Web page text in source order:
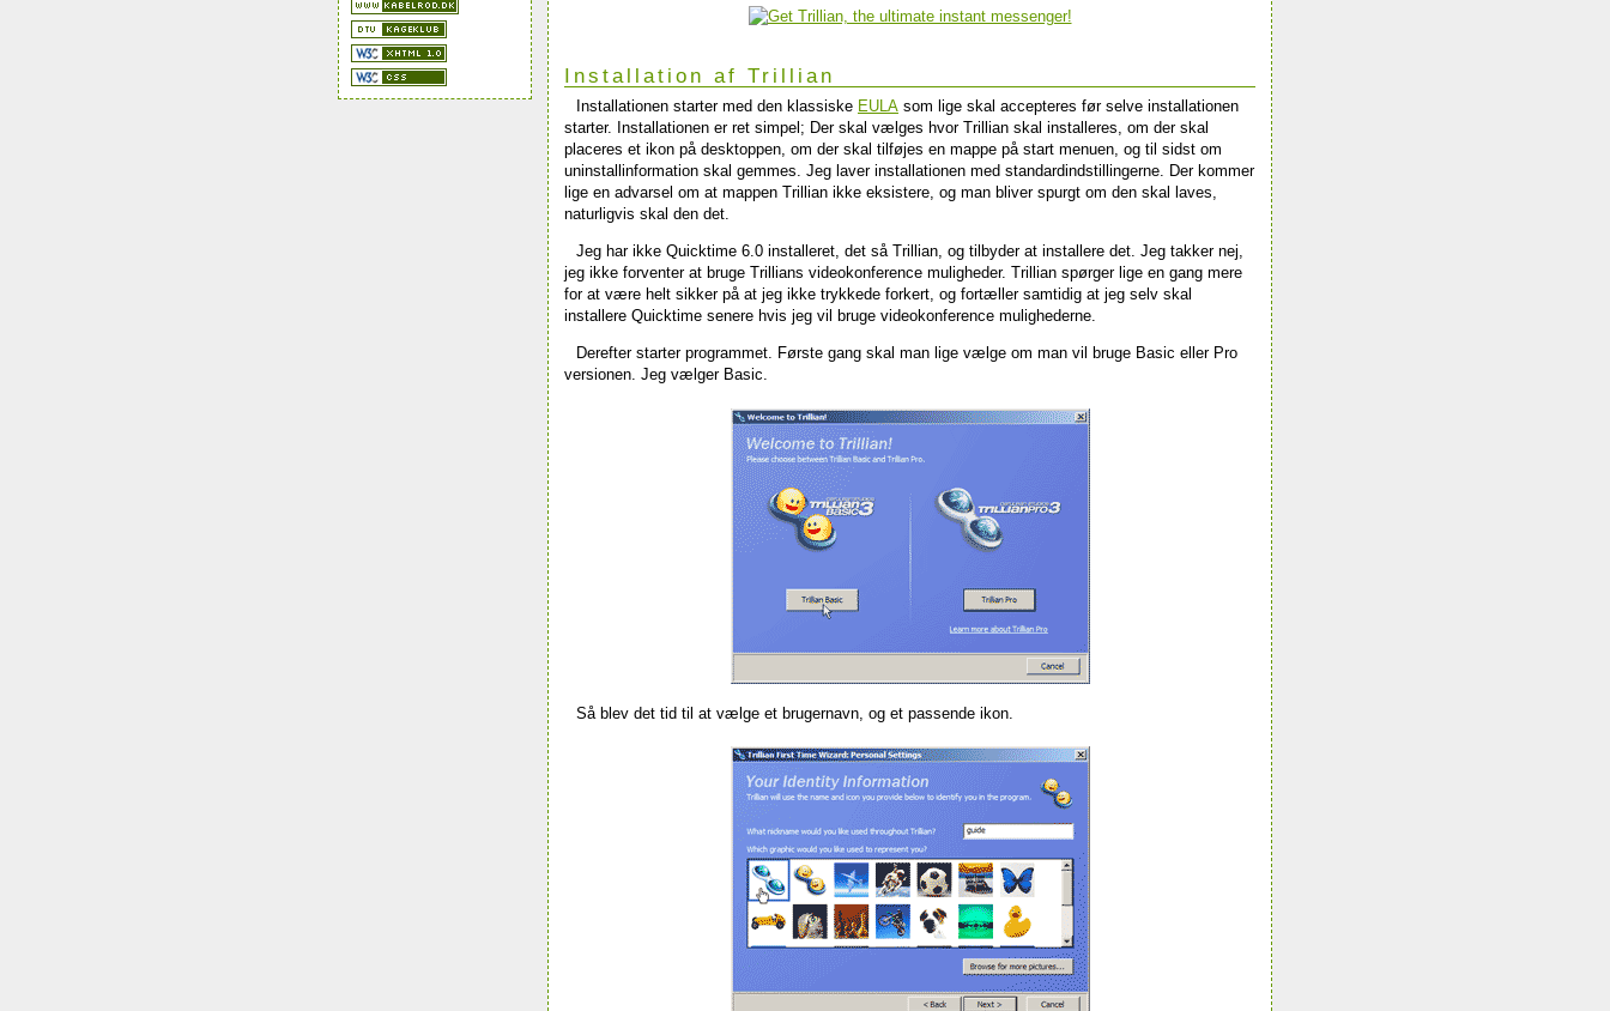
Installation af Trillian
Installationen starter med den klassiske EULA som lige skal accepteres før selve installationen
starter. Installationen er ret simpel; Der skal vælges hvor Trillian skal installeres, om der skal
placeres et ikon på desktoppen, om der skal tilføjes en mappe på start menuen, og til sidst om
uninstallinformation skal gemmes. Jeg laver installationen med standardindstillingerne. Der kommer
lige en advarsel om at mappen Trillian ikke eksistere, og man bliver spurgt om den skal laves,
naturligvis skal den det.
Jeg har ikke Quicktime 6.0 installeret, det så Trillian, og tilbyder at installere det. Jeg takker nej,
jeg ikke forventer at bruge Trillians videokonference muligheder. Trillian spørger lige en gang mere
for at være helt sikker på at jeg ikke trykkede forkert, og fortæller samtidig at jeg selv skal
installere Quicktime senere hvis jeg vil bruge videokonference mulighederne.
Derefter starter programmet. Første gang skal man lige vælge om man vil bruge Basic eller Pro
versionen. Jeg vælger Basic.
Så blev det tid til at vælge et brugernavn, og et passende ikon.